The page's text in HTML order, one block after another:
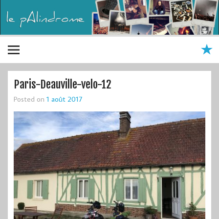
Paris-Deauville-velo-12
Posted on 1 août 2017